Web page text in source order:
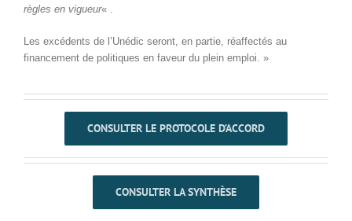
règles en vigueur« .
Les excédents de l’Unédic seront, en partie, réaffectés au
financement de politiques en faveur du plein emploi. »
CONSULTER LE PROTOCOLE D’ACCORD
CONSULTER LA SYNTHÈSE